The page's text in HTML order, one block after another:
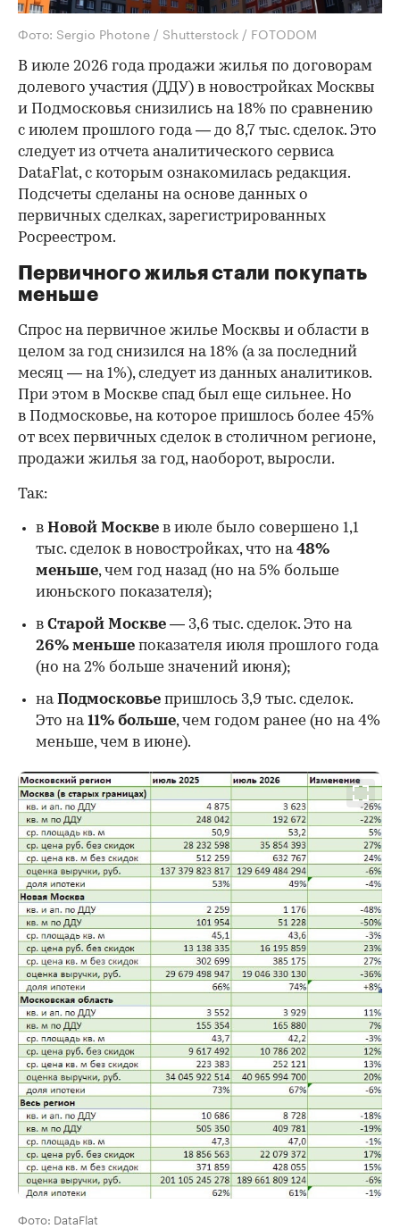
Фото: Sergio Photone / Shutterstock / FOTODOM
В июле 2026 года продажи жилья по договорам
долевого участия (ДДУ) в новостройках Москвы
и Подмосковья снизились на 18% по сравнению
с июлем прошлого года — до 8,7 тыс. сделок. Это
следует из отчета аналитического сервиса
DataFlat, с которым ознакомилась редакция.
Подсчеты сделаны на основе данных о
первичных сделках, зарегистрированных
Росреестром.
Первичного жилья стали покупать
меньше
Спрос на первичное жилье Москвы и области в
целом за год снизился на 18% (а за последний
месяц — на 1%), следует из данных аналитиков.
При этом в Москве спад был еще сильнее. Но
в Подмосковье, на которое пришлось более 45%
от всех первичных сделок в столичном регионе,
продажи жилья за год, наоборот, выросли.
00:00 / 00:00
Так:
в Новой Москве в июле было совершено 1,1
тыс. сделок в новостройках, что на48%
меньше, чем год назад (но на 5% больше
июньского показателя);
в Старой Москве — 3,6 тыс. сделок. Это на
26% меньше показателя июля прошлого года
(но на 2% больше значений июня);
наПодмосковье пришлось 3,9 тыс. сделок.
Это на11% больше, чем годом ранее (но на 4%
меньше, чем в июне).
Фото: DataFlat